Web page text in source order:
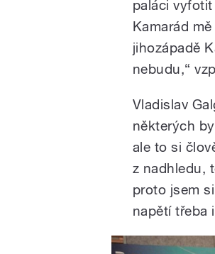
paláci
Kamarád
jihozápadě
nebudu,“
Vladislav
některých
ale to si
z nadhledu,
proto jsem
napětí třeba